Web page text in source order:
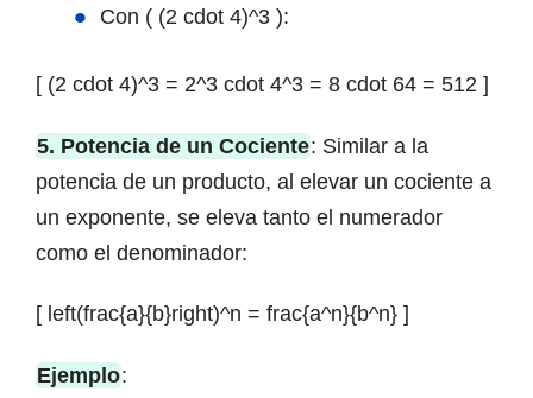
Con ( (2 cdot 4)^3 ):
[ (2 cdot 4)^3 = 2^3 cdot 4^3 = 8 cdot 64 = 512 ]
5. Potencia de un Cociente: Similar a la
potencia de un producto, al elevar un cociente a
un exponente, se eleva tanto el numerador
como el denominador:
[ left(frac{a}{b}right)^n = frac{a^n}{b^n} ]
Ejemplo: